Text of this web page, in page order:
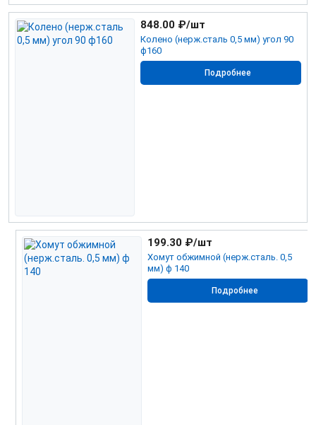
Колено (нерж.сталь 0,5 мм) угол 90
ф160
848.00 ₽/шт
Подробнее
Хомут обжимной (нерж.сталь. 0,5
мм) ф 140
199.30 ₽/шт
Подробнее